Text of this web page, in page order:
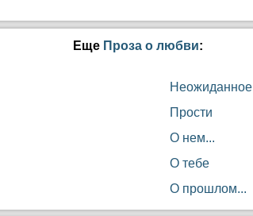
Еще Проза о любви:
Неожиданное
Прости
О нем...
О тебе
О прошлом...